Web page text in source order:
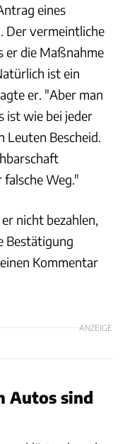
eines
Der vermeintliche
er die Maßnahme
ist ein
er. "Aber man
ist wie bei jeder
Leuten Bescheid.
Weg."
nicht bezahlen,
Bestätigung
Kommentar
ANZEIGE
Autos sind